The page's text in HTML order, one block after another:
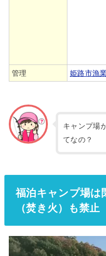
管理 姫路市漁
キャンプ場
てなの？
福泊キャンプ場は
（焚き火）も禁止